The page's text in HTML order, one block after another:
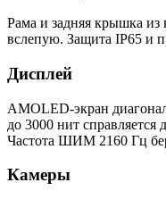
Рама и задняя крышка из
вслепую. Защита IP65 и
Дисплей
AMOLED-экран
до 3000 нит
Частота ШИМ 2160 Гц
Камеры